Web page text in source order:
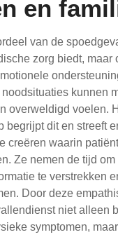
en
van de
zorg biedt, maar
kunnen
overweldigd voelen.
begrijpt dit en streeft
creëren waarin
Ze nemen de tijd om
te verstrekken
Door deze
niet alleen
symptomen,